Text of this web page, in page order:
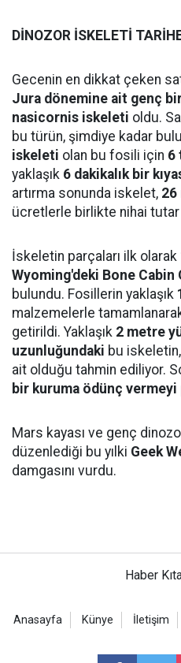
DİNOZOR İSKELETİ
Gecenin en dikkat çeken
Jura dönemine ait genç
nasicornis iskeleti oldu.
bu türün, şimdiye kadar
iskeleti olan bu fosili için 6
yaklaşık 6 dakikalık bir
artırma sonunda iskelet, 26
ücretlerle birlikte nihai tutar
İskeletin parçaları ilk olarak
Wyoming'deki Bone Cabin
bulundu. Fosillerin yaklaşık
malzemelerle
getirildi. Yaklaşık 2 metre
uzunluğundaki bu iskeletin,
ait olduğu tahmin ediliyor.
bir kuruma ödünç vermeyi
Mars kayası ve genç
düzenlediği bu yılki Geek
damgasını vurdu.
Haber
Anasayfa Künye İletişim